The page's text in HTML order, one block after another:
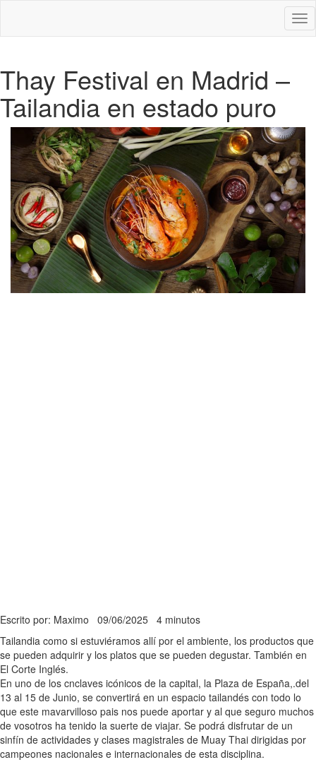
Thay Festival en Madrid –
Tailandia en estado puro
Escrito por: Maximo 09/06/2025 4 minutos
Tailandia como si estuviéramos allí por el ambiente, los productos que
se pueden adquirir y los platos que se pueden degustar. También en
El Corte Inglés.
En uno de los cnclaves icónicos de la capital, la Plaza de España,.del
13 al 15 de Junio, se convertirá en un espacio tailandés con todo lo
que este mavarvilloso pais nos puede aportar y al que seguro muchos
de vosotros ha tenido la suerte de viajar. Se podrá disfrutar de un
sinfín de actividades y clases magistrales de Muay Thai dirigidas por
campeones nacionales e internacionales de esta disciplina.